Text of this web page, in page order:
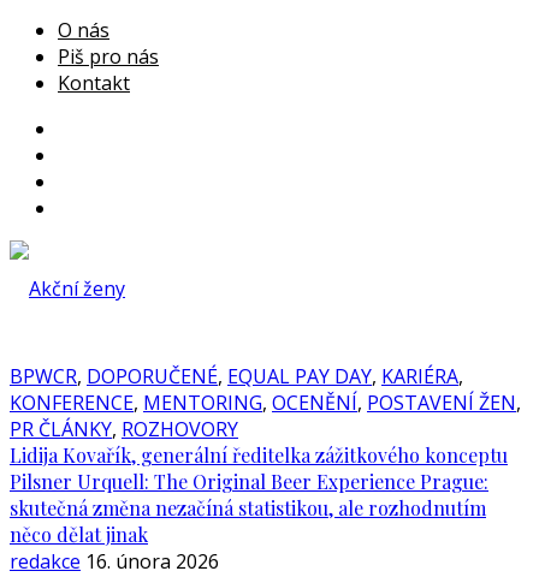
O nás
Piš pro nás
Kontakt
BPWCR, DOPORUČENÉ, EQUAL PAY DAY, KARIÉRA,
KONFERENCE, MENTORING, OCENĚNÍ, POSTAVENÍ ŽEN,
PR ČLÁNKY, ROZHOVORY
Lidija Kovařík, generální ředitelka zážitkového konceptu
Pilsner Urquell: The Original Beer Experience Prague:
skutečná změna nezačíná statistikou, ale rozhodnutím
něco dělat jinak
redakce 16. února 2026